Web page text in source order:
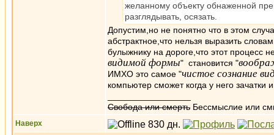
желанному объекту обнаженной
разглядывать, осязать.
Допустим,но не понятно что в этом
абстрактное,что нельзя выразить
булыжнику на дороге,что этот процесс
видимой формы" становится "
ИМХО это самое "чистое сознание
компьютер сможет когда у него зачатки
Свобода или смерть Бессмыслие или
Наверх